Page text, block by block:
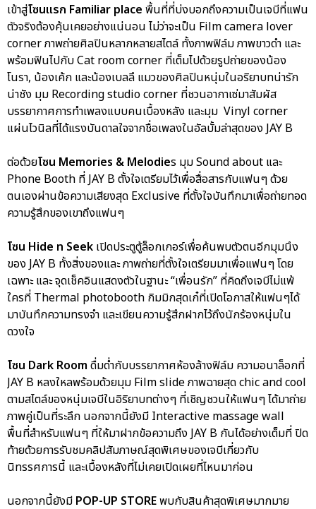
เข้าสู่โซนแรก Familiar place พื้นที่ที่บ่งบอกถึงความเป็นเจบีที่แฟน
ตัวจริงต้องคุ้นเคยอย่างแน่นอน ไม่ว่าจะเป็น Film camera lover
corner ภาพถ่ายศิลปินหลากหลายสไตล์ ทั้งภาพฟิล์ม ภาพขาวดำ และ
พร้อมฟินไปกับ Cat room corner ที่เต็มไปด้วยรูปถ่ายของน้อง
โนรา, น้องเค้ก และน้องเบลลึ แมวของศิลปินหนุ่มในอริยาบทน่ารัก
น่าชัง มุม Recording studio corner ที่ชวนอากาเซ่มาสัมผัส
บรรยากาศการทำเพลงแบบคนเบื้องหลัง และมุม Vinyl corner
แผ่นไวนิลที่ได้แรงบันดาลใจจากชื่อเพลงในอัลบั้มล่าสุดของ JAY B
ต่อด้วยโซน Memories & Melodies มุม Sound about และ
Phone Booth ที่ JAY B ตั้งใจเตรียมไว้เพื่อสื่อสารกับแฟนๆ ด้วย
ตนเองผ่านข้อความเสียงสุด Exclusive ที่ตั้งใจบันทึกมาเพื่อถ่ายทอด
ความรู้สึกของเขาถึงแฟนๆ
โซน Hide n Seek เปิดประตูตู้ล็อกเกอร์เพื่อค้นพบตัวตนอีกมุมนึง
ของ JAY B ทั้งสิ่งของและ ภาพถ่ายที่ตั้งใจเตรียมมาเพื่อแฟนๆ โดย
เฉพาะ และ จุดเช็คอินแสดงตัวในฐานะ “เพื่อนรัก” ที่คิดถึงเจบีไม่แพ้
ใครที่ Thermal photobooth กิมมิกสุดเก๋ที่เปิดโอกาสให้แฟนๆได้
มาบันทึกความทรงจำ และเขียนความรู้สึกฝากไว้ถึงนักร้องหนุ่มใน
ดวงใจ
โซน Dark Room ดื่มด่ำกับบรรยากาศห้องล้างฟิล์ม ความอนาล็อกที่
JAY B หลงใหลพร้อมด้วยมุม Film slide ภาพฉายสุด chic and cool
ตามสไตล์ของหนุ่มเจบีในอิริยาบทต่างๆ ที่เชิญชวนให้แฟนๆ ได้มาถ่าย
ภาพคู่เป็นที่ระลึก นอกจากนี้ยังมี Interactive massage wall
พื้นที่สำหรับแฟนๆ ที่ให้มาฝากข้อความถึง JAY B กันได้อย่างเต็มที่ ปิด
ท้ายด้วยการรับชมคลิปสัมภาษณ์สุดพิเศษของเจบีเกี่ยวกับ
นิทรรศการนี้ และเบื้องหลังที่ไม่เคยเปิดเผยที่ไหนมาก่อน
นอกจากนี้ยังมี POP-UP STOREพบกับสินค้าสุดพิเศษมากมาย